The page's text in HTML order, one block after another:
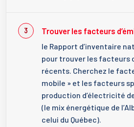
Trouver les facteurs
le Rapport d’inventaire
pour trouver les facteurs
récents. Cherchez le
mobile » et les facteurs
production d’électricité
(le mix énergétique de
celui du Québec).